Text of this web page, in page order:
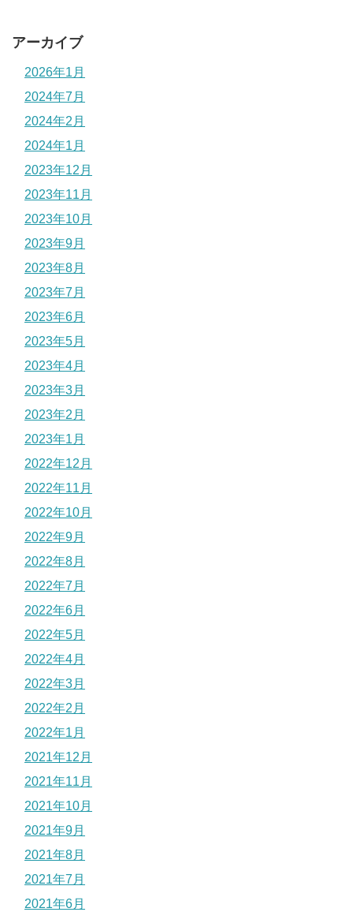
アーカイブ
2026年1月
2024年7月
2024年2月
2024年1月
2023年12月
2023年11月
2023年10月
2023年9月
2023年8月
2023年7月
2023年6月
2023年5月
2023年4月
2023年3月
2023年2月
2023年1月
2022年12月
2022年11月
2022年10月
2022年9月
2022年8月
2022年7月
2022年6月
2022年5月
2022年4月
2022年3月
2022年2月
2022年1月
2021年12月
2021年11月
2021年10月
2021年9月
2021年8月
2021年7月
2021年6月